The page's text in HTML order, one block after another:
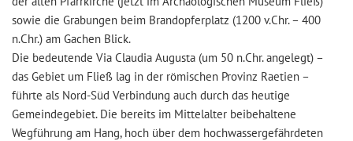
sowie die Grabungen beim Brandopferplatz (1200 v.Chr. – 400
n.Chr.) am Gachen Blick.
Die bedeutende Via Claudia Augusta (um 50 n.Chr. angelegt) –
das Gebiet um Fließ lag in der römischen Provinz Raetien –
führte als Nord-Süd Verbindung auch durch das heutige
Gemeindegebiet. Die bereits im Mittelalter beibehaltene
Wegführung am Hang, hoch über dem hochwassergefährdeten